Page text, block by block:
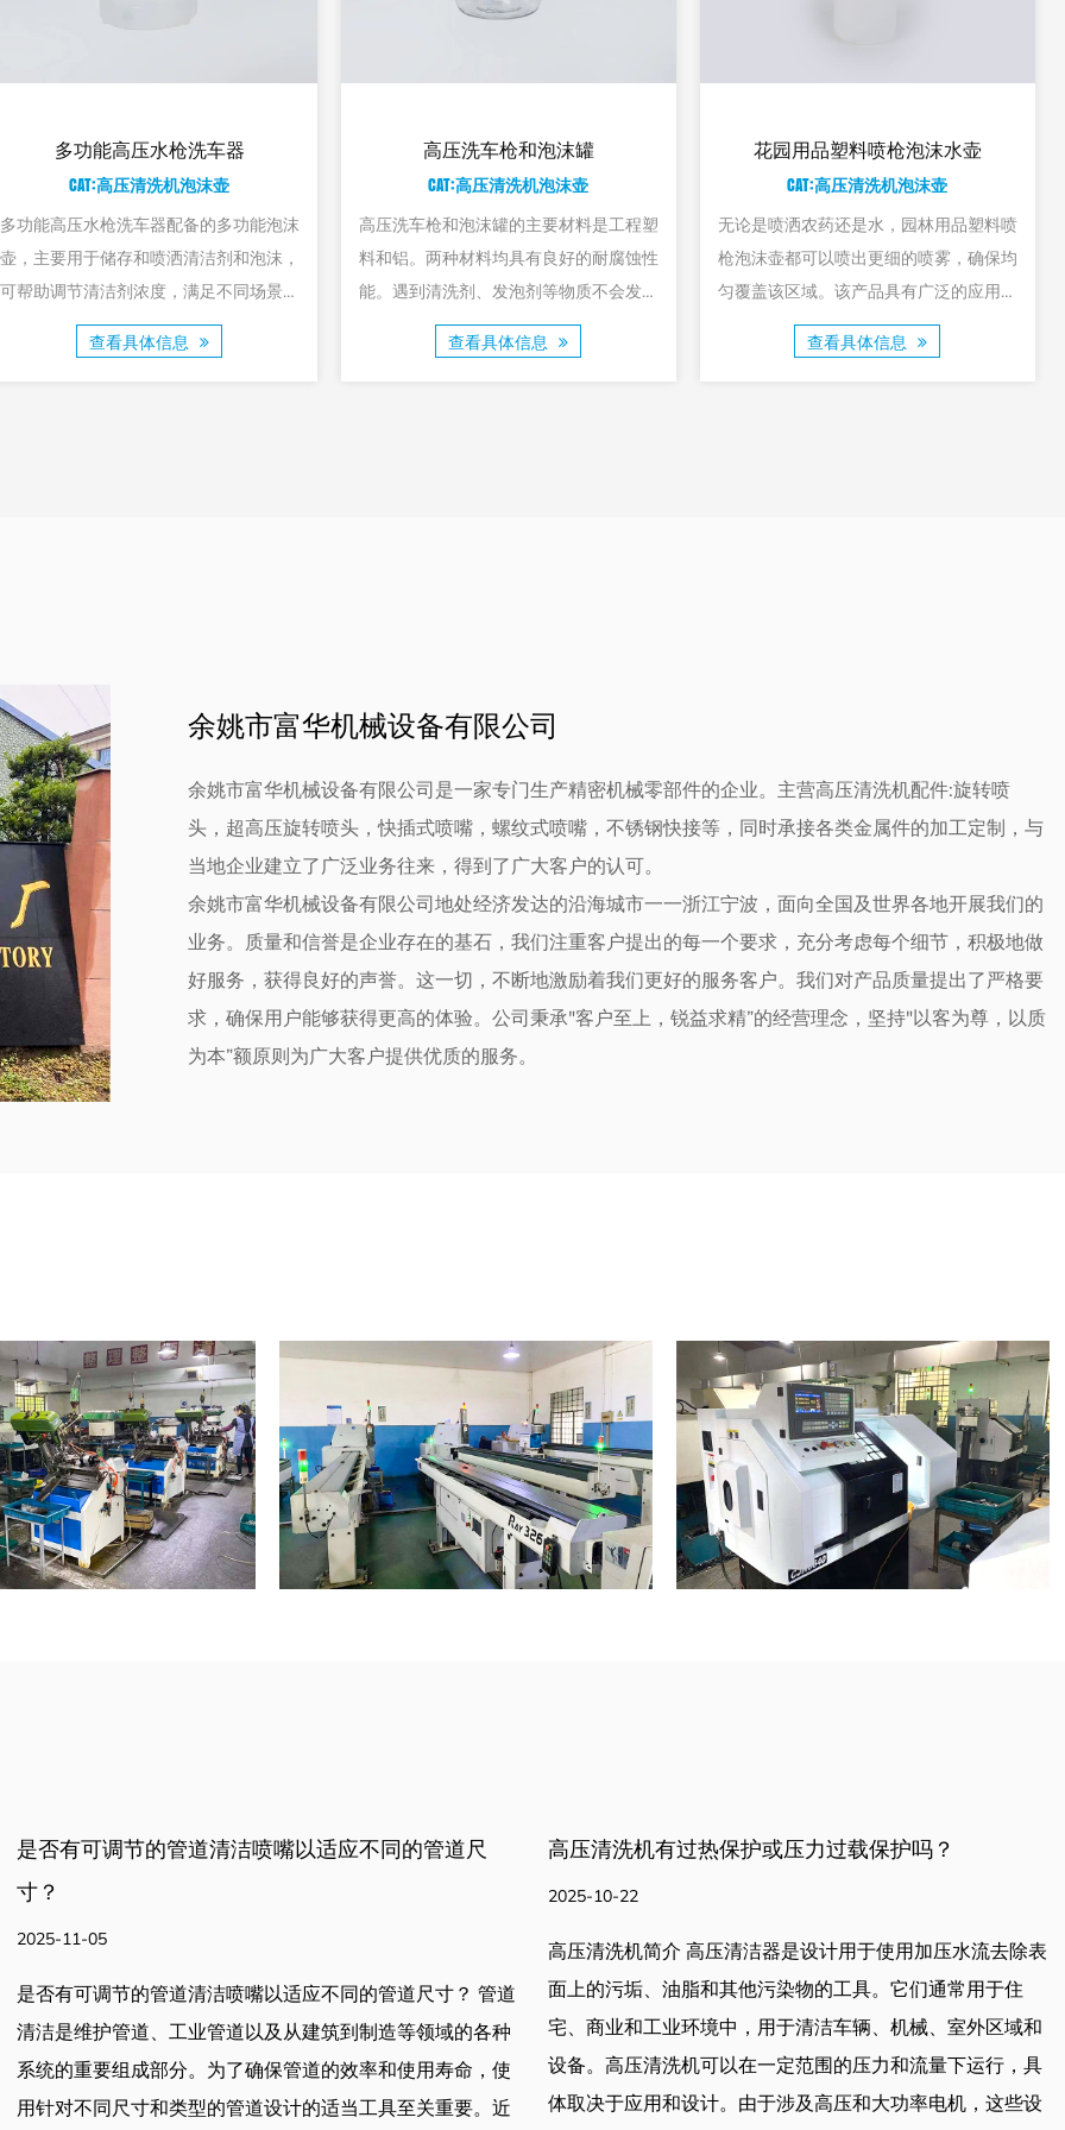
蓝色高压大功率清洗机软管
CAT:高压清洗机软管
蓝色高压大功率清洗机软管具有柔韧性，
可以轻松弯曲或移动，而不会对软管本身
造成扭曲或损坏。适用于各种清洁任务。
查看具体信息
高压水枪适配家用通污软管
CAT:高压清洗机软管
在家庭清洁工作中，一款适合高压水枪使
用的家用水管是不可或缺的工具。这款水
管专为高压水枪设计，能够高效地输出强
劲的水柱，轻松应对各种顽固污渍，让清
洁工作变得简单而高效。
查看具体信息
家用高压增压长杆喷嘴刷汽车高压水
枪
CAT:管道清洗喷嘴
家用高压增压长杆喷嘴刷车高压水枪的长
杆设计让用户可以轻松地将水喷向车辆的
高处或远处区域，使清洁更加方便。高压
增压系统提供强大的水流，帮助彻底清洁
余姚市富华机械设备有限公司
余姚市富华机械设备有限公司是一家专门生产精密机械零部件的企业。主营高压清洗机配件:旋转喷
头，超高压旋转喷头，快插式喷嘴，螺纹式喷嘴，不锈钢快接等，同时承接各类金属件的加工定制，与
当地企业建立了广泛业务往来，得到了广大客户的认可。
余姚市富华机械设备有限公司地处经济发达的沿海城市一一浙江宁波，面向全国及世界各地开展我们的
业务。质量和信誉是企业存在的基石，我们注重客户提出的每一个要求，充分考虑每个细节，积极地做
好服务，获得良好的声誉。这一切，不断地激励着我们更好的服务客户。我们对产品质量提出了严格要
求，确保用户能够获得更高的体验。公司秉承"客户至上，锐益求精”的经营理念，坚持"以客为尊，以质
为本”额原则为广大客户提供优质的服务。
是否有可调节的管道清洁喷嘴以适应不同的管道尺
寸？
2025-11-05
是否有可调节的管道清洁喷嘴以适应不同的管道尺寸？ 管道
清洁是维护管道、工业管道以及从建筑到制造等领域的各种
系统的重要组成部分。为了确保管道的效率和使用寿命，使
用针对不同尺寸和类型的管道设计的适当工具至关重要。近
高压清洗机有过热保护或压力过载保护吗？
2025-10-22
高压清洗机简介 高压清洁器是设计用于使用加压水流去除表
面上的污垢、油脂和其他污染物的工具。它们通常用于住
宅、商业和工业环境中，用于清洁车辆、机械、室外区域和
设备。高压清洗机可以在一定范围的压力和流量下运行，具
体取决于应用和设计。由于涉及高压和大功率电机，这些设